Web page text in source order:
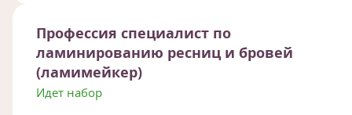
Профессия специалист по
ламинированию ресниц и бровей
(ламимейкер)
Идет набор